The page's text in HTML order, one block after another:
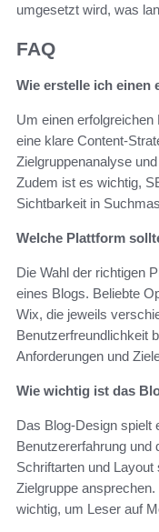
umgesetzt wird, was
FAQ
Wie erstelle ich einen
Um einen
eine klare Content-
Zielgruppenanalyse
Zudem ist es wichtig,
Sichtbarkeit in
Welche Plattform
Die Wahl der richtigen
eines Blogs. Beliebte
Wix, die jeweils
Benutzerfreundlichkeit
Anforderungen und
Wie wichtig ist das
Das Blog-Design spielt
Benutzererfahrung und
Schriftarten und
Zielgruppe
wichtig, um Leser auf